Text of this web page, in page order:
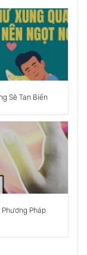
Nhìn Sâu Sắc Về
Được Giận Của
Định Nên Chọn
Sẽ Tan Biến
Pháp